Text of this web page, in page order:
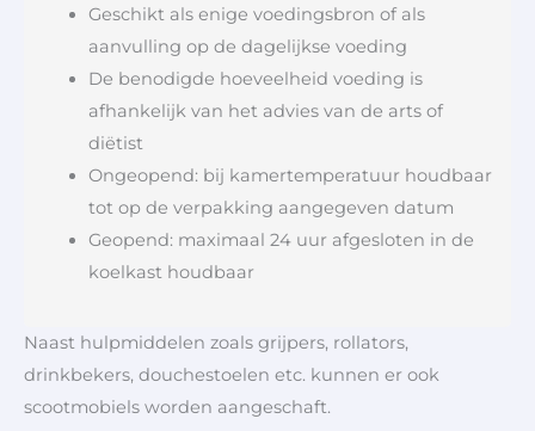
Geschikt als enige voedingsbron of als
aanvulling op de dagelijkse voeding
De benodigde hoeveelheid voeding is
afhankelijk van het advies van de arts of
diëtist
Ongeopend: bij kamertemperatuur houdbaar
tot op de verpakking aangegeven datum
Geopend: maximaal 24 uur afgesloten in de
koelkast houdbaar
Naast hulpmiddelen zoals grijpers, rollators,
drinkbekers, douchestoelen etc. kunnen er ook
scootmobiels worden aangeschaft.